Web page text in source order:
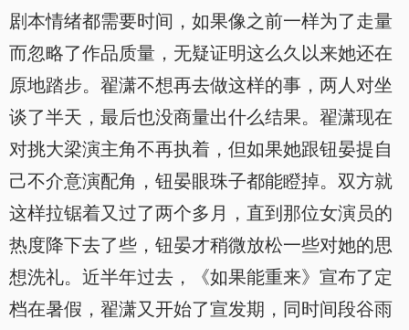
剧本情绪都需要时间，如果像之前一样为了走量
而忽略了作品质量，无疑证明这么久以来她还在
原地踏步。翟潇不想再去做这样的事，两人对坐
谈了半天，最后也没商量出什么结果。翟潇现在
对挑大梁演主角不再执着，但如果她跟钮晏提自
己不介意演配角，钮晏眼珠子都能瞪掉。双方就
这样拉锯着又过了两个多月，直到那位女演员的
热度降下去了些，钮晏才稍微放松一些对她的思
想洗礼。近半年过去，《如果能重来》宣布了定
档在暑假，翟潇又开始了宣发期，同时间段谷雨